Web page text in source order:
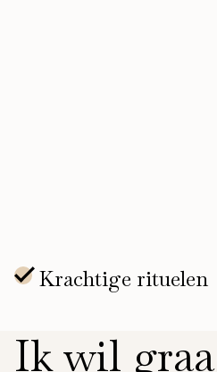
Ik wil